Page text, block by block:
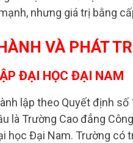
nhưng giá trị bằng
VÀ PHÁT
ĐẠI HỌC ĐẠI NAM
lập theo Quyết định
là Trường Cao đẳng
học Đại Nam. Trường có